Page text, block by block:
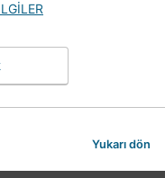
Yukarı dön